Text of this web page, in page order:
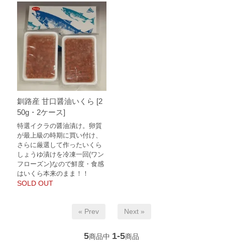
釧路産 甘口醤油いくら [2
50g・2ケース]
特選イクラの醤油漬け。卵質
が最上級の時期に買い付け、
さらに厳選して作ったいくら
しょうゆ漬けを冷凍一回(ワン
フローズン)なので鮮度・食感
はいくら本来のまま！！
SOLD OUT
« Prev Next »
5商品中 1-5商品